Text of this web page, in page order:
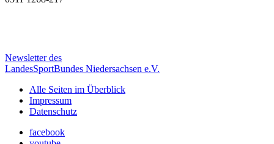
Newsletter des
LandesSportBundes Niedersachsen e.V.
Alle Seiten im Überblick
Impressum
Datenschutz
facebook